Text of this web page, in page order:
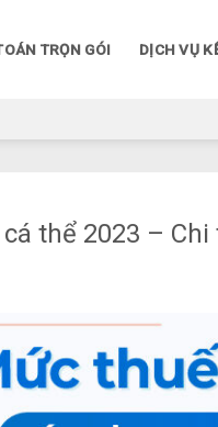
TRỌN GÓI DỊCH VỤ
thể 2023 – Chi